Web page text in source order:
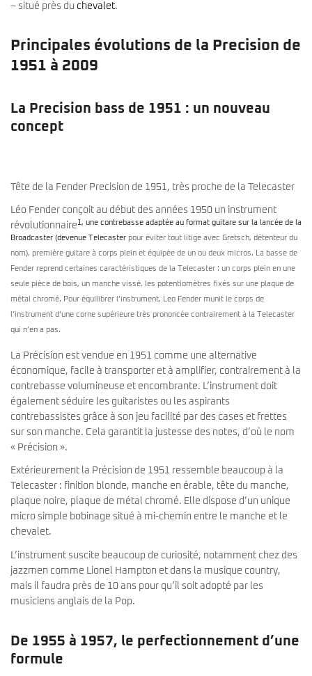
– situé près du chevalet.
Principales évolutions de la Precision de
1951 à 2009
La Precision bass de 1951 : un nouveau
concept
Tête de la Fender Precision de 1951, très proche de la Telecaster
Léo Fender conçoit au début des années 1950 un instrument
révolutionnaire 1, une contrebasse adaptée au format guitare sur la lancée de la
Broadcaster (devenue Telecaster pour éviter tout litige avec Gretsch, détenteur du
nom), première guitare à corps plein et équipée de un ou deux micros. La basse de
Fender reprend certaines caractéristiques de la Telecaster : un corps plein en une
seule pièce de bois, un manche vissé, les potentiomètres fixés sur une plaque de
métal chromé. Pour équilibrer l’instrument, Leo Fender munit le corps de
l’instrument d’une corne supérieure très prononcée contrairement à la Telecaster
qui n’en a pas.
La Précision est vendue en 1951 comme une alternative
économique, facile à transporter et à amplifier, contrairement à la
contrebasse volumineuse et encombrante. L’instrument doit
également séduire les guitaristes ou les aspirants
contrebassistes grâce à son jeu facilité par des cases et frettes
sur son manche. Cela garantit la justesse des notes, d’où le nom
« Précision ».
Extérieurement la Précision de 1951 ressemble beaucoup à la
Telecaster : finition blonde, manche en érable, tête du manche,
plaque noire, plaque de métal chromé. Elle dispose d’un unique
micro simple bobinage situé à mi-chemin entre le manche et le
chevalet.
L’instrument suscite beaucoup de curiosité, notamment chez des
jazzmen comme Lionel Hampton et dans la musique country,
mais il faudra près de 10 ans pour qu’il soit adopté par les
musiciens anglais de la Pop.
De 1955 à 1957, le perfectionnement d’une
formule